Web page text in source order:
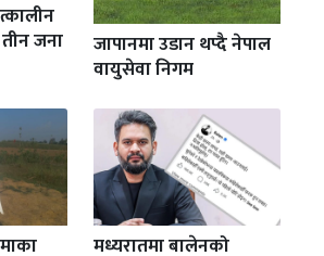
जना
जापानमा उडान थप्दै नेपाल
वायुसेवा निगम
मध्यरातमा बालेनको